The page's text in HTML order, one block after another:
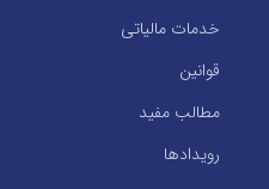
خدمات مالیاتی
قوانین
مطالب مفید
رویدادها